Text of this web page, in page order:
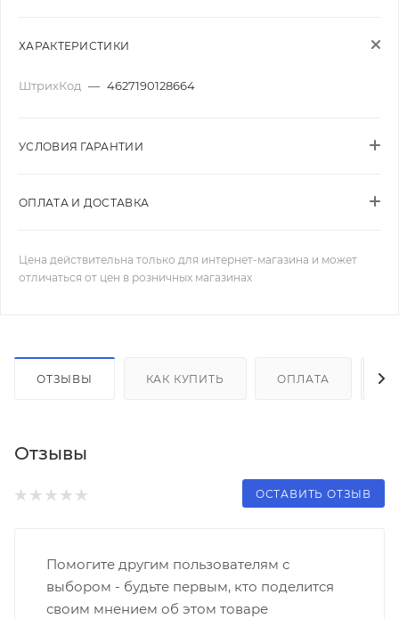
ХАРАКТЕРИСТИКИ
ШтрихКод — 4627190128664
УСЛОВИЯ ГАРАНТИИ
ОПЛАТА И ДОСТАВКА
Цена действительна только для интернет-магазина и может
отличаться от цен в розничных магазинах
ОТЗЫВЫ КАК КУПИТЬ ОПЛАТА
Отзывы
ОСТАВИТЬ ОТЗЫВ
Помогите другим пользователям с
выбором - будьте первым, кто поделится
своим мнением об этом товаре